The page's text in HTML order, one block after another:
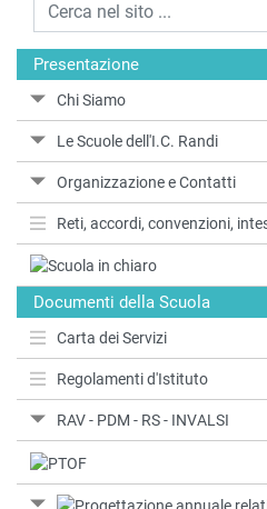
Presentazione
Chi Siamo
Le Scuole dell'I.C. Randi
Organizzazione e Contatti
Reti, accordi, convenzioni,
Documenti della Scuola
Carta dei Servizi
Regolamenti d'Istituto
RAV - PDM - RS - INVALSI